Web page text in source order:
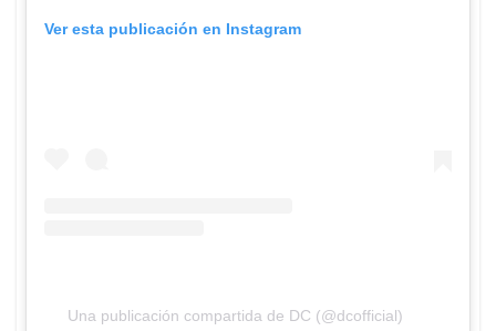
Ver esta publicación en Instagram
Una publicación compartida de DC (@dcofficial)